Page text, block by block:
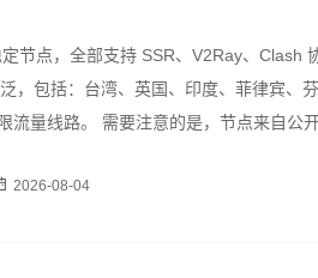
节点，全部支持 SSR、V2Ray、Clash
，包括：台湾、英国、印度、菲律宾、
流量线路。 需要注意的是，节点来自公
通过以下链接
2026-08-04